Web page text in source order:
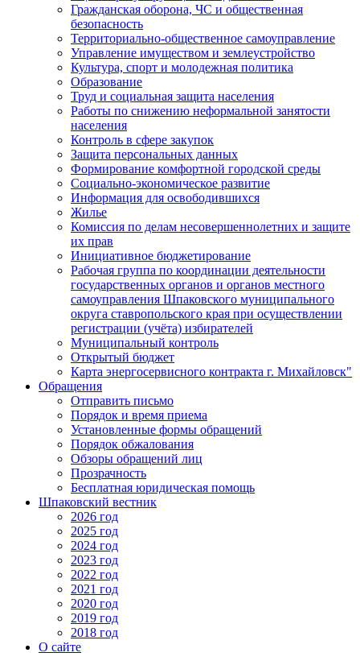
Гражданская оборона, ЧС и общественная
безопасность
Территориально-общественное самоуправление
Управление имуществом и землеустройство
Культура, спорт и молодежная политика
Образование
Труд и социальная защита населения
Работы по снижению неформальной занятости
населения
Контроль в сфере закупок
Защита персональных данных
Формирование комфортной городской среды
Социально-экономическое развитие
Информация для освободившихся
Жилье
Комиссия по делам несовершеннолетних и защите
их прав
Инициативное бюджетирование
Рабочая группа по координации деятельности
государственных органов и органов местного
самоуправления Шпаковского муниципального
округа ставропольского края при осуществлении
регистрации (учёта) избирателей
Муниципальный контроль
Открытый бюджет
Карта энергосервисного контракта г. Михайловск"
Обращения
Отправить письмо
Порядок и время приема
Установленные формы обращений
Порядок обжалования
Обзоры обращений лиц
Прозрачность
Бесплатная юридическая помощь
Шпаковский вестник
2026 год
2025 год
2024 год
2023 год
2022 год
2021 год
2020 год
2019 год
2018 год
О сайте